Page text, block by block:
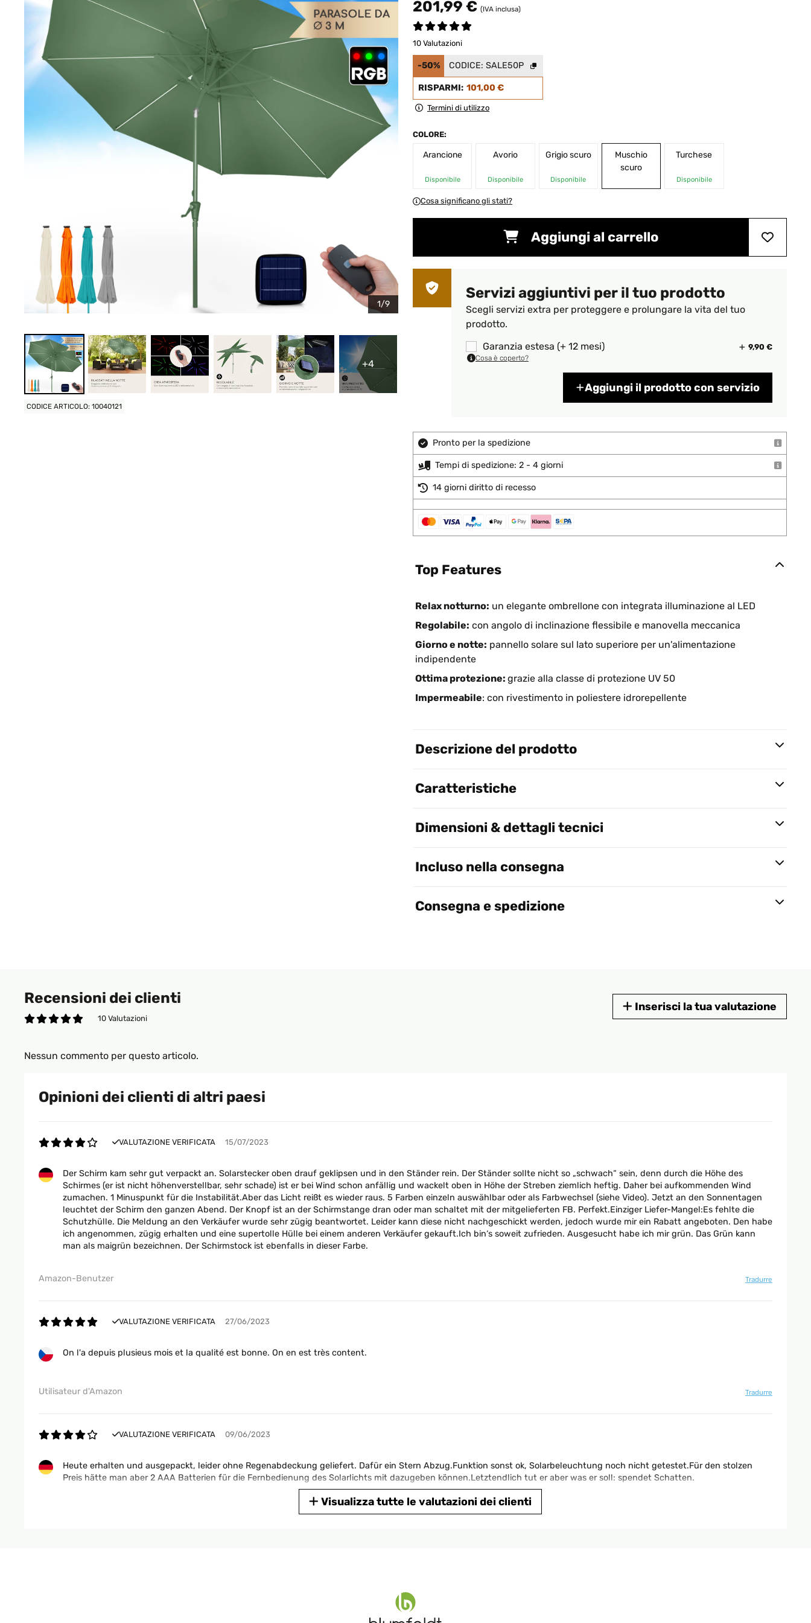
1/9
+4
CODICE ARTICOLO: 10040121
201,99 € (IVA inclusa)
10 Valutazioni
-50% CODICE: SALE50P
RISPARMI: 101,00 €
Termini di utilizzo
COLORE:
Arancione
Disponibile
Avorio
Disponibile
Grigio scuro
Disponibile
Muschio
scuro
Turchese
Disponibile
Cosa significano gli stati?
Aggiungi al carrello
Servizi aggiuntivi per il tuo prodotto
Scegli servizi extra per proteggere e prolungare la vita del tuo
prodotto.
Garanzia estesa (+ 12 mesi)
9,90 €
Cosa è coperto?
Aggiungi il prodotto con servizio
Pronto per la spedizione
Tempi di spedizione: 2 - 4 giorni
14 giorni diritto di recesso
Top Features
Relax notturno: un elegante ombrellone con integrata illuminazione al LED
Regolabile: con angolo di inclinazione flessibile e manovella meccanica
Giorno e notte: pannello solare sul lato superiore per un'alimentazione
indipendente
Ottima protezione: grazie alla classe di protezione UV 50
Impermeabile: con rivestimento in poliestere idrorepellente
Descrizione del prodotto
Caratteristiche
Dimensioni & dettagli tecnici
Incluso nella consegna
Consegna e spedizione
Recensioni dei clienti
10 Valutazioni
Inserisci la tua valutazione
Nessun commento per questo articolo.
Opinioni dei clienti di altri paesi
VALUTAZIONE VERIFICATA 15/07/2023
Der Schirm kam sehr gut verpackt an. Solarstecker oben drauf geklipsen und in den Ständer rein. Der Ständer sollte nicht so „schwach“ sein, denn durch die Höhe des
Schirmes (er ist nicht höhenverstellbar, sehr schade) ist er bei Wind schon anfällig und wackelt oben in Höhe der Streben ziemlich heftig. Daher bei aufkommenden Wind
zumachen. 1 Minuspunkt für die Instabilität.Aber das Licht reißt es wieder raus. 5 Farben einzeln auswählbar oder als Farbwechsel (siehe Video). Jetzt an den Sonnentagen
leuchtet der Schirm den ganzen Abend. Der Knopf ist an der Schirmstange dran oder man schaltet mit der mitgelieferten FB. Perfekt.Einziger Liefer-Mangel:Es fehlte die
Schutzhülle. Die Meldung an den Verkäufer wurde sehr zügig beantwortet. Leider kann diese nicht nachgeschickt werden, jedoch wurde mir ein Rabatt angeboten. Den habe
ich angenommen, zügig erhalten und eine supertolle Hülle bei einem anderen Verkäufer gekauft.Ich bin‘s soweit zufrieden. Ausgesucht habe ich mir grün. Das Grün kann
man als maigrün bezeichnen. Der Schirmstock ist ebenfalls in dieser Farbe.
Amazon-Benutzer Tradurre
VALUTAZIONE VERIFICATA 27/06/2023
On l'a depuis plusieus mois et la qualité est bonne. On en est très content.
Utilisateur d'Amazon Tradurre
VALUTAZIONE VERIFICATA 09/06/2023
Heute erhalten und ausgepackt, leider ohne Regenabdeckung geliefert. Dafür ein Stern Abzug.Funktion sonst ok, Solarbeleuchtung noch nicht getestet.Für den stolzen
Preis hätte man aber 2 AAA Batterien für die Fernbedienung des Solarlichts mit dazugeben können.Letztendlich tut er aber was er soll: spendet Schatten.
Visualizza tutte le valutazioni dei clienti